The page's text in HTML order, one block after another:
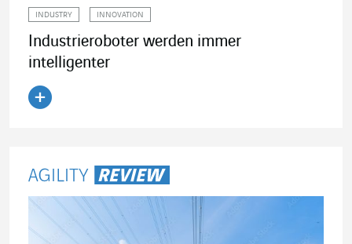
INDUSTRY INNOVATION
Industrieroboter werden immer
intelligenter